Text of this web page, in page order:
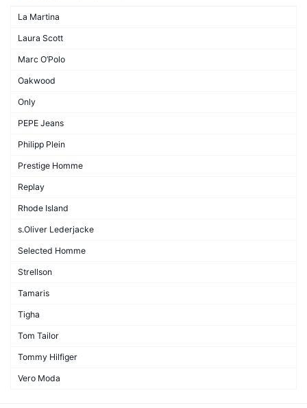
La Martina
Laura Scott
Marc O’Polo
Oakwood
Only
PEPE Jeans
Philipp Plein
Prestige Homme
Replay
Rhode Island
s.Oliver Lederjacke
Selected Homme
Strellson
Tamaris
Tigha
Tom Tailor
Tommy Hilfiger
Vero Moda